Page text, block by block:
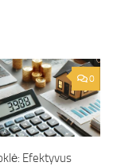
0
Efektyvus